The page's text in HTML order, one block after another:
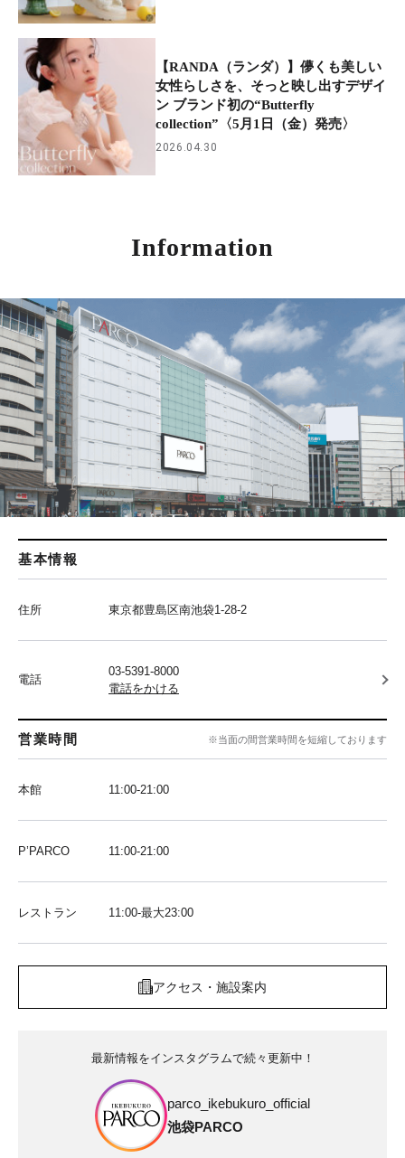
【RANDA（ランダ）】儚くも美しい
女性らしさを、そっと映し出すデザイ
ン ブランド初の“Butterfly
collection”〈5月1日（金）発売〉
2026.04.30
Information
基本情報
住所 東京都豊島区南池袋1-28-2
電話
03-5391-8000
電話をかける
営業時間 ※当面の間営業時間を短縮しております
本館 11:00-21:00
P’PARCO 11:00-21:00
レストラン 11:00-最大23:00
アクセス・施設案内
最新情報をインスタグラムで続々更新中！
parco_ikebukuro_official
池袋PARCO